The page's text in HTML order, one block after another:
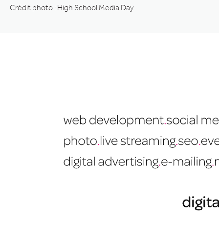
Crédit photo : High School Media Day